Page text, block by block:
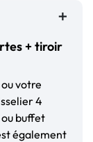
+ tiroir
votre
4
buffet
également